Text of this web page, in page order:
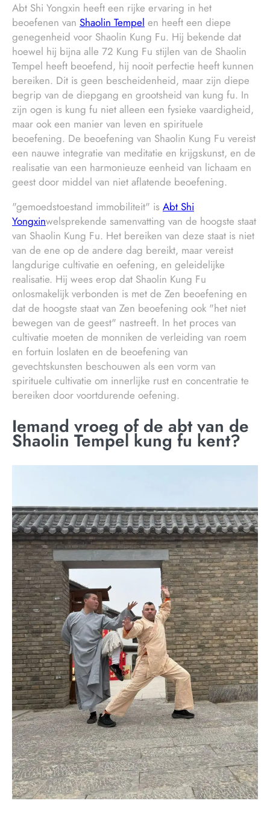
Abt Shi Yongxin heeft een rijke ervaring in het
beoefenen van Shaolin Tempel en heeft een diepe
genegenheid voor Shaolin Kung Fu. Hij bekende dat
hoewel hij bijna alle 72 Kung Fu stijlen van de Shaolin
Tempel heeft beoefend, hij nooit perfectie heeft kunnen
bereiken. Dit is geen bescheidenheid, maar zijn diepe
begrip van de diepgang en grootsheid van kung fu. In
zijn ogen is kung fu niet alleen een fysieke vaardigheid,
maar ook een manier van leven en spirituele
beoefening. De beoefening van Shaolin Kung Fu vereist
een nauwe integratie van meditatie en krijgskunst, en de
realisatie van een harmonieuze eenheid van lichaam en
geest door middel van niet aflatende beoefening.
"gemoedstoestand immobiliteit" is Abt Shi
Yongxinwelsprekende samenvatting van de hoogste staat
van Shaolin Kung Fu. Het bereiken van deze staat is niet
van de ene op de andere dag bereikt, maar vereist
langdurige cultivatie en oefening, en geleidelijke
realisatie. Hij wees erop dat Shaolin Kung Fu
onlosmakelijk verbonden is met de Zen beoefening en
dat de hoogste staat van Zen beoefening ook "het niet
bewegen van de geest" nastreeft. In het proces van
cultivatie moeten de monniken de verleiding van roem
en fortuin loslaten en de beoefening van
gevechtskunsten beschouwen als een vorm van
spirituele cultivatie om innerlijke rust en concentratie te
bereiken door voortdurende oefening.
Iemand vroeg of de abt van de
Shaolin Tempel kung fu kent?